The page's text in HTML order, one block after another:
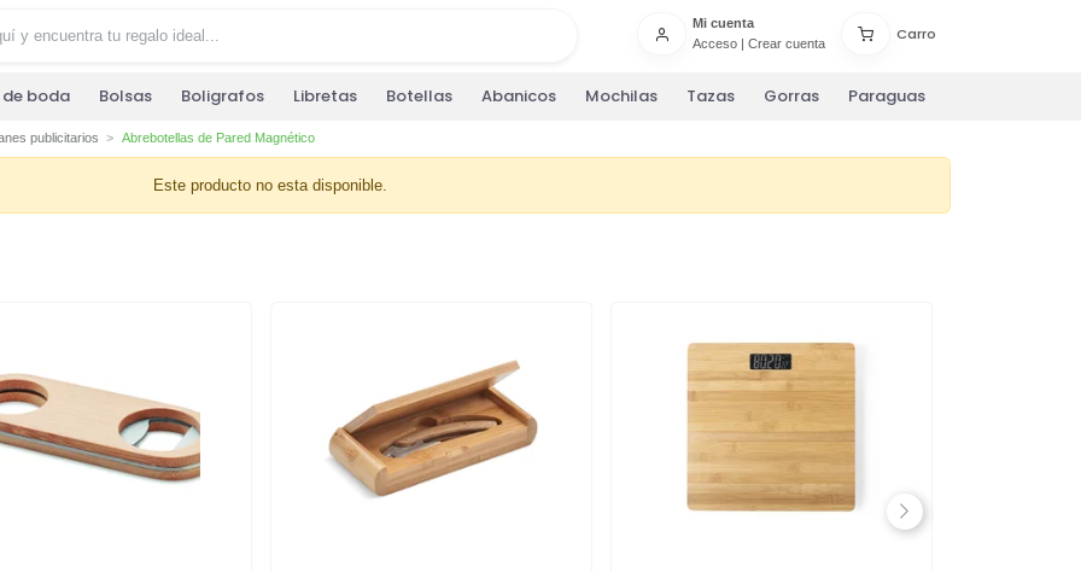
Mi cuenta
Acceso| Crear cuenta
Carro
boda Bolsas Boligrafos Libretas Botellas Abanicos Mochilas Tazas Gorras Paraguas
publicitarios Abrebotellas de Pared Magnético
Este producto no esta disponible.
Next